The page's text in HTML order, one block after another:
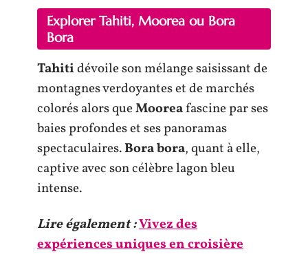
Explorer Tahiti, Moorea ou Bora
Bora
Tahitidévoile son mélange saisissant de
montagnes verdoyantes et de marchés
colorés alors queMooreafascine par ses
baies profondes et ses panoramas
spectaculaires.Bora bora, quant à elle,
captive avec son célèbre lagon bleu
intense.
Lire également :Vivez des
expériences uniques en croisière